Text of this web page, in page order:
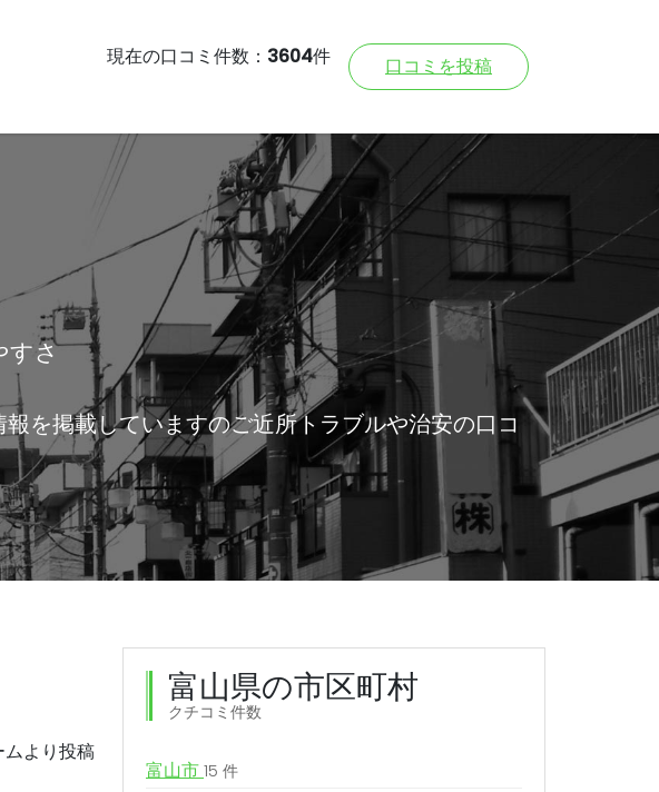
現在の口コミ件数： 3604件 口コミを投稿
すさ
を掲載していますのご近所トラブルや治安の口コ
より投稿
富山県の市区町村
クチコミ件数
富山市 15 件